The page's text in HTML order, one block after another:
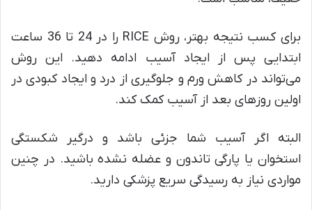
برای کسب نتیجه بهتر، روش RICE را در 24 تا 36 ساعت
ابتدایی پس از ایجاد آسیب ادامه دهید. این روش
می‌تواند در کاهش ورم و جلوگیری از درد و ایجاد کبودی در
اولین روزهای بعد از آسیب کمک کند.
البته اگر آسیب شما جزئی باشد و درگیر شکستگی
استخوان یا پارگی تاندون و عضله نشده باشید. در چنین
مواردی نیاز به رسیدگی سریع پزشکی دارید.